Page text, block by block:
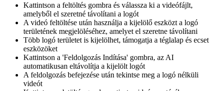
Kattintson a feltöltés gombra és válassza ki a videófájlt,
amelyből el szeretné távolítani a logót
A videó feltöltése után használja a kijelölő eszközt a logó
területének megjelöléséhez, amelyet el szeretne távolítani
Több logó területet is kijelölhet, támogatja a téglalap és ecset
eszközöket
Kattintson a 'Feldolgozás Indítása' gombra, az AI
automatikusan eltávolítja a kijelölt logót
A feldolgozás befejezése után tekintse meg a logó nélküli
videót